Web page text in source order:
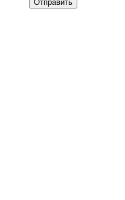
Отправить